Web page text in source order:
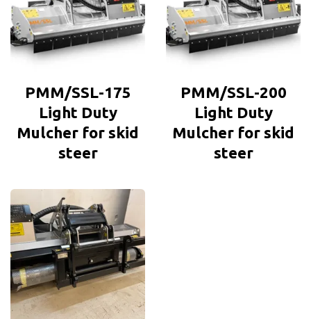
PMM/SSL-175
Light Duty
Mulcher for skid
steer
PMM/SSL-200
Light Duty
Mulcher for skid
steer